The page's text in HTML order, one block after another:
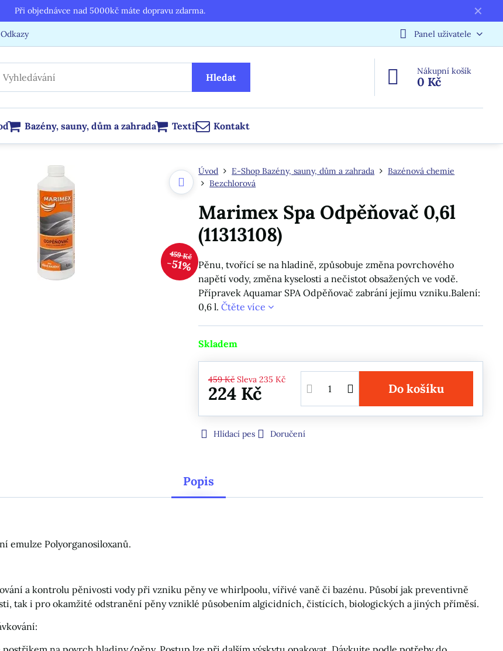
✕
Při objednávce nad 5000kč máte dopravu zdarma.
Odkazy Panel uživatele
Hledat
Nákupní košík
0 Kč
Bazény, sauny, dům a zahrada Textil Kontakt
459 Kč
51%
Úvod E-Shop Bazény, sauny, dům a zahrada
Bazénová chemie
Bezchlorová
Marimex Spa Odpěňovač 0,6l
(11313108)
Pěnu, tvořící se na hladině, způsobuje změna povrchového
napětí vody, změna kyselosti a nečistot obsažených ve vodě.
Přípravek Aquamar SPA Odpěňovač zabrání jejímu vzniku.Balení:
0,6 l.Čtěte více
Skladem
459 Kč Sleva 235 Kč
224 Kč Do košíku
Hlídací pes Doručení
Popis
emulze Polyorganosiloxanů.
a kontrolu pěnivosti vody při vzniku pěny ve whirlpoolu, vířivé vaně či bazénu. Působí jak preventivně
tak i pro okamžité odstranění pěny vzniklé působením algicidních, čistících, biologických a jiných příměsí.